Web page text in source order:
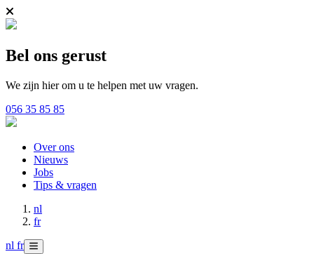
Bel ons gerust
We zijn hier om u te helpen met uw vragen.
056 35 85 85
Over ons
Nieuws
Jobs
Tips & vragen
nl
fr
nl fr